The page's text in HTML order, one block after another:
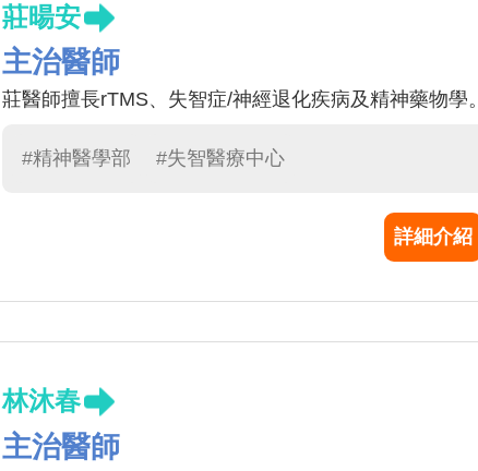
莊暘安
主治醫師
莊醫師擅長rTMS、失智症/神經退化疾病及精神藥物學。
#精神醫學部 #失智醫療中心
詳細介紹
林沐春
主治醫師